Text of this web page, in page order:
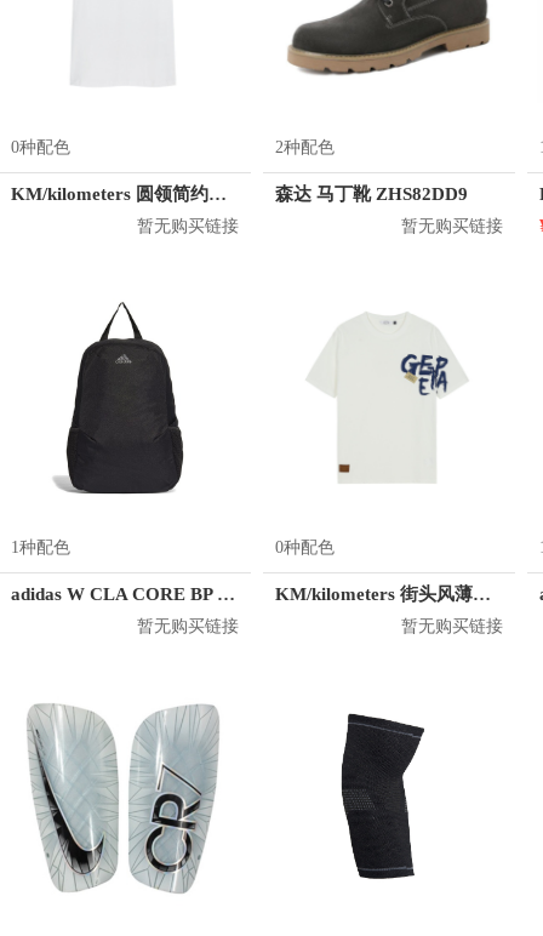
0种配色
KM/kilometers 圆领简约短袖T恤 M2X2108073
暂无购买链接
2种配色
森达 马丁靴 ZHS82DD9
暂无购买链接
1种配色
adidas W CLA CORE BP 双肩包 CG1525
暂无购买链接
0种配色
KM/kilometers 街头风薄款印花短袖T恤 男女同款 M2X2108248
暂无购买链接